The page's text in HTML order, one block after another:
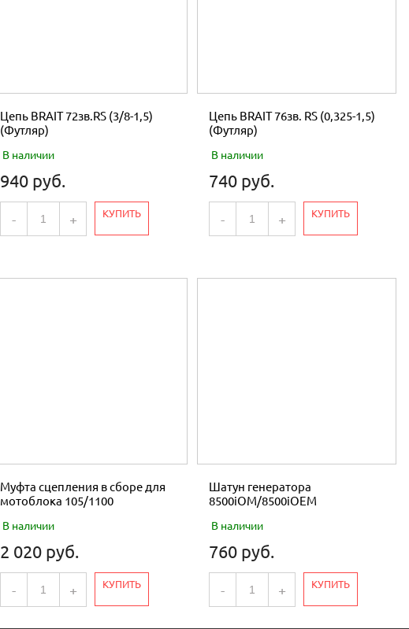
Цепь BRAIT 72зв.RS (3/8-1,5)
(Футляр)
В наличии
940 руб.
- + КУПИТЬ
Цепь BRAIT 76зв. RS (0,325-1,5)
(Футляр)
В наличии
740 руб.
- + КУПИТЬ
Муфта сцепления в сборе для
мотоблока 105/1100
В наличии
2 020 руб.
- + КУПИТЬ
Шатун генератора
8500iOM/8500iOEM
В наличии
760 руб.
- + КУПИТЬ